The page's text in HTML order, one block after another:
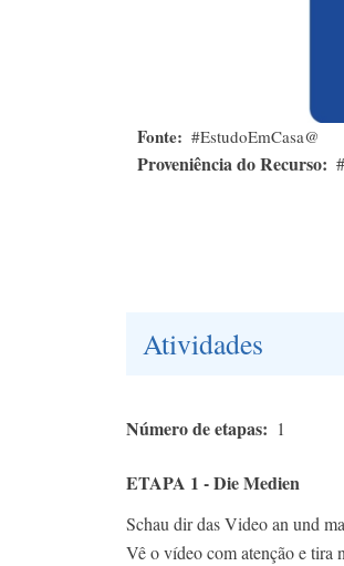
Fonte #EstudoEmCasa@
Proveniência do Recurso
Atividades
Número de etapas 1
ETAPA 1 - Die Medien
Schau dir das Video an und
Vê o vídeo com atenção e tira